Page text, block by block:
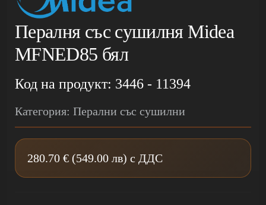
Пералня със сушилня Midea
MFNED85 бял
Код на продукт: 3446 - 11394
Категория: Перални със сушилни
280.70 € (549.00 лв) с ДДС